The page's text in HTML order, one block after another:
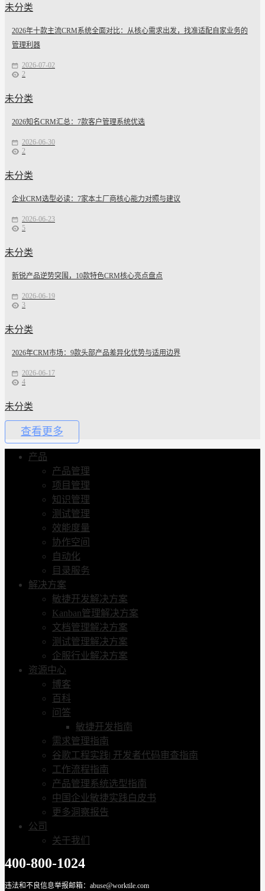
未分类
2026年十款主流CRM系统全面对比：从核心需求出发，找准适配自家业务的
管理利器
2026-07-02
2
未分类
2026知名CRM汇总：7款客户管理系统优选
2026-06-30
2
未分类
企业CRM选型必读：7家本土厂商核心能力对照与建议
2026-06-23
5
未分类
新锐产品逆势突围，10款特色CRM核心亮点盘点
2026-06-19
3
未分类
2026年CRM市场：9款头部产品差异化优势与适用边界
2026-06-17
4
未分类
查看更多
产品
产品管理
项目管理
知识管理
测试管理
效能度量
协作空间
自动化
目录服务
解决方案
敏捷开发解决方案
Kanban管理解决方案
文档管理解决方案
测试管理解决方案
企服行业解决方案
资源中心
博客
百科
问答
敏捷开发指南
需求管理指南
谷歌工程实践| 开发者代码审查指南
工作流程指南
产品管理系统选型指南
中国企业敏捷实践白皮书
更多洞察报告
公司
关于我们
400-800-1024
违法和不良信息举报邮箱：abuse@worktile.com